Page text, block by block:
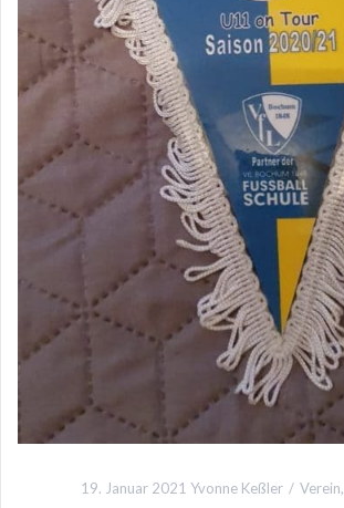
19. Januar 2021 Yvonne Keßler Verein,